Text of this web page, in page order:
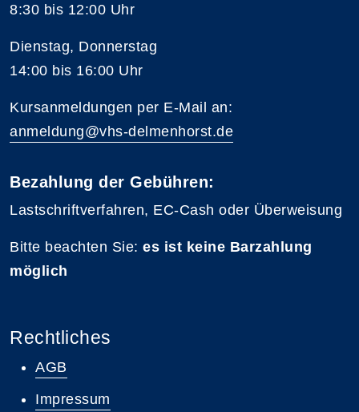
8:30 bis 12:00 Uhr
Dienstag, Donnerstag
14:00 bis 16:00 Uhr
Kursanmeldungen per E-Mail an:
anmeldung@vhs-delmenhorst.de
Bezahlung der Gebühren:
Lastschriftverfahren, EC-Cash oder Überweisung
Bitte beachten Sie: es ist keine Barzahlung
möglich
Rechtliches
AGB
Impressum